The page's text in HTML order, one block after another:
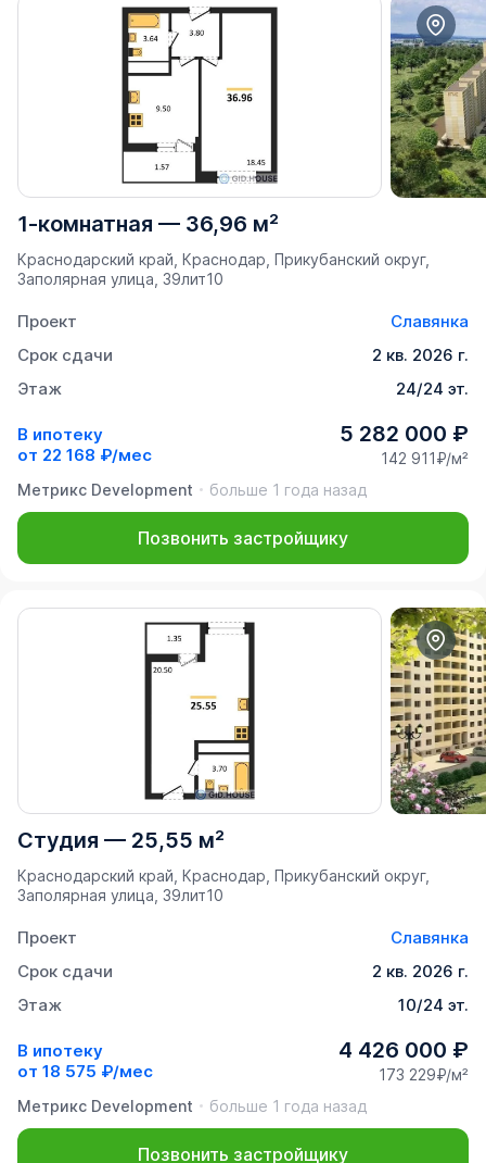
1-комнатная — 36,96 м²
Краснодарский край, Краснодар, Прикубанский округ,
Заполярная улица, 39лит10
Проект
Славянка
Срок сдачи
2 кв. 2026 г.
Этаж
24/24 эт.
В ипотеку
от 22 168 ₽/мес
5 282 000 ₽
142 911₽/м²
Метрикс Development
больше 1 года назад
Позвонить застройщику
Студия — 25,55 м²
Краснодарский край, Краснодар, Прикубанский округ,
Заполярная улица, 39лит10
Проект
Славянка
Срок сдачи
2 кв. 2026 г.
Этаж
10/24 эт.
В ипотеку
от 18 575 ₽/мес
4 426 000 ₽
173 229₽/м²
Метрикс Development
больше 1 года назад
Позвонить застройщику